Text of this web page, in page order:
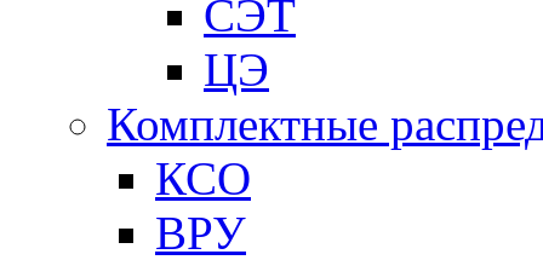
СЭТ
ЦЭ
Комплектные
КСО
ВРУ